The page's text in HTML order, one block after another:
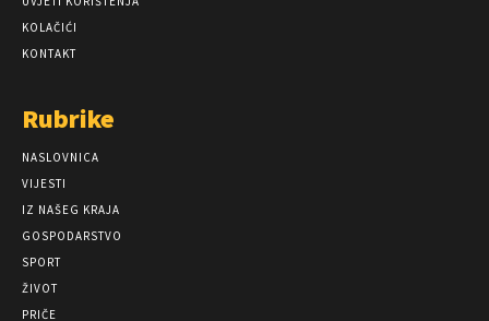
KOLAČIĆI
KONTAKT
Rubrike
NASLOVNICA
VIJESTI
IZ NAŠEG KRAJA
GOSPODARSTVO
SPORT
ŽIVOT
PRIČE